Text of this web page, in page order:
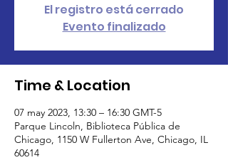
El registro está cerrado
Evento finalizado
Time & Location
07 may 2023, 13:30 – 16:30 GMT-5
Parque Lincoln, Biblioteca Pública de
Chicago, 1150 W Fullerton Ave, Chicago, IL
60614